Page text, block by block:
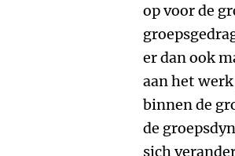
op voor de
er dan ook
aan het
binnen de
de
sich